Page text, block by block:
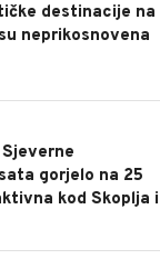
destinacije na
neprikosnovena
gorjelo na 25
kod Skoplja i